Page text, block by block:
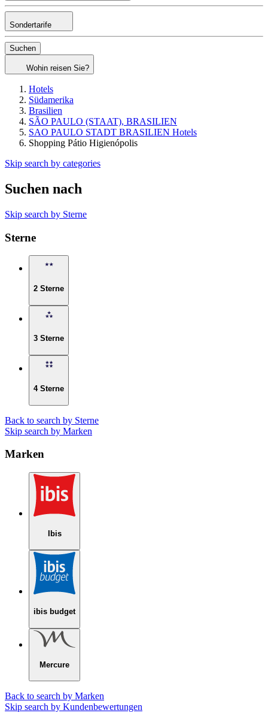
Sondertarife
Suchen
Wohin reisen Sie?
Hotels
Südamerika
Brasilien
SÃO PAULO (STAAT), BRASILIEN
SAO PAULO STADT BRASILIEN Hotels
Shopping Pátio Higienópolis
Skip search by categories
Suchen nach
Skip search by Sterne
Sterne
2 Sterne
3 Sterne
4 Sterne
Back to search by Sterne
Skip search by Marken
Marken
Ibis
ibis budget
Mercure
Back to search by Marken
Skip search by Kundenbewertungen